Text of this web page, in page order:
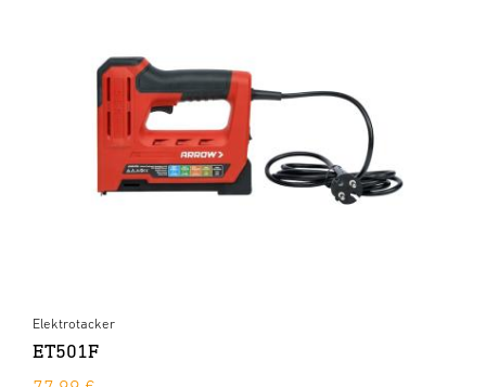
Elektrotacker
ET501F